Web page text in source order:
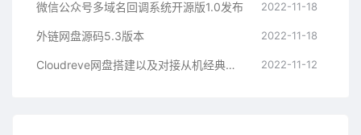
微信公众号多域名回调系统开源版1.0发布 2022-11-18
外链网盘源码5.3版本 2022-11-18
Cloudreve网盘搭建以及对接从机经典教程 2022-11-12